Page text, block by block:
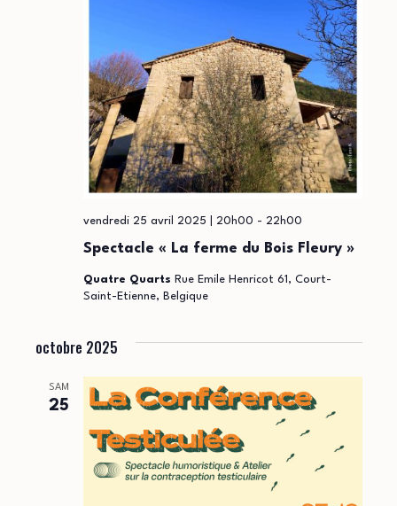
Spectacle « La ferme du Bois Fleury »
vendredi 25 avril 2025 | 20h00 - 22h00
Quatre Quarts Rue Emile Henricot 61, Court-
Saint-Etienne, Belgique
octobre 2025
SAM
25